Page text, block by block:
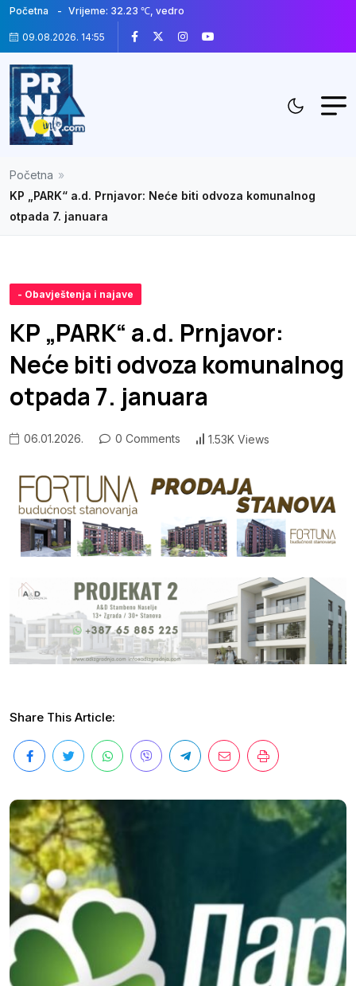
Početna Vrijeme: 32.23 ℃, vedro
09.08.2026. 14:55
Početna »
KP „PARK“ a.d. Prnjavor: Neće biti odvoza komunalnog
otpada 7. januara
- Obavještenja i najave
KP „PARK“ a.d. Prnjavor:
Neće biti odvoza komunalnog
otpada 7. januara
06.01.2026. 0 Comments 1.53K Views
Share This Article: